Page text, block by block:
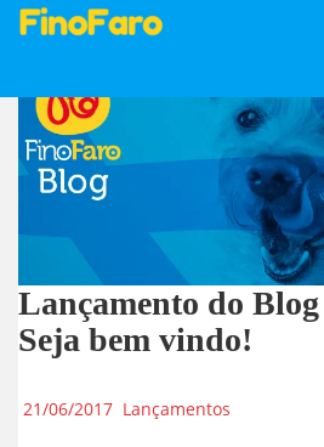
Lançamento do
Seja bem vindo!
21/06/2017 Lançamentos